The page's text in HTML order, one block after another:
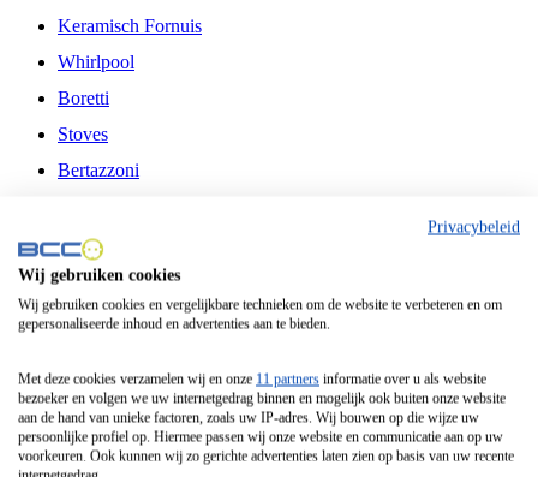
Keramisch Fornuis
Whirlpool
Boretti
Stoves
Bertazzoni
Fitelli
Airfryer
Frituurpan
Contactgrill
Broodbakmachine
Broodrooster
Privacybeleid
Wij gebruiken cookies
Wij gebruiken cookies en vergelijkbare technieken om de website te verbeteren en om
gepersonaliseerde inhoud en advertenties aan te bieden.
Met deze cookies verzamelen wij en onze 11 partners informatie over u als website
bezoeker en volgen we uw internetgedrag binnen en mogelijk ook buiten onze website
aan de hand van unieke factoren, zoals uw IP-adres. Wij bouwen op die wijze uw
persoonlijke profiel op. Hiermee passen wij onze website en communicatie aan op uw
voorkeuren. Ook kunnen wij zo gerichte advertenties laten zien op basis van uw recente